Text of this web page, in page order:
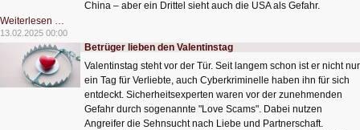
China – aber ein Drittel sieht auch die USA als Gefahr.
Weiterlesen …
vor
Cyberbedrohung
13.02.2025 00:00
Betrüger lieben den Valentinstag
Valentinstag steht vor der Tür. Seit langem schon ist er nicht nur
ein Tag für Verliebte, auch Cyberkriminelle haben ihn für sich
entdeckt. Sicherheitsexperten waren vor der zunehmenden
Gefahr durch sogenannte "Love Scams". Dabei nutzen
Angreifer die Sehnsucht nach Liebe und Partnerschaft.